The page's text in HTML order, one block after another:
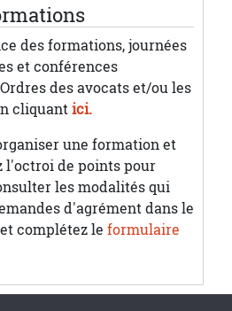
des formations, journées
et conférences
des avocats et/ou les
cliquantici.
une formation et
l'octroi de points pour
les modalités qui
d'agrément dans le
et complétez le formulaire